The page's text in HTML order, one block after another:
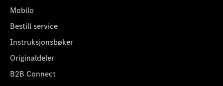
Mobilo
Bestill service
Instruksjonsbøker
Originaldeler
B2B Connect